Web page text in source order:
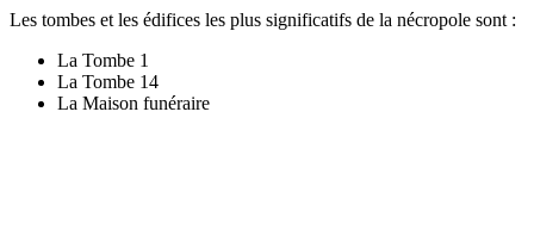
Les tombes et les édifices les plus significatifs de la nécropole sont :
La Tombe 1
La Tombe 14
La Maison funéraire